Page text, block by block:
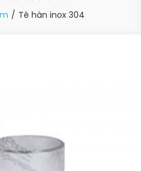
Tê hàn inox 304